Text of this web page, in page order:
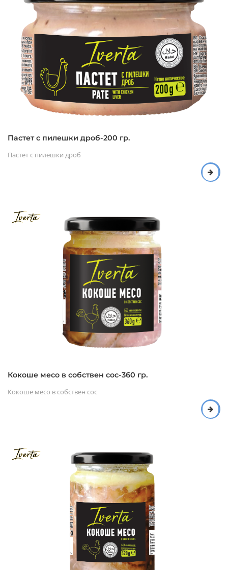
Пастет с пилешки дроб-200 гр.
Пастет с пилешки дроб
Кокоше месо в собствен сос-360 гр.
Кокоше месо в собствен сос